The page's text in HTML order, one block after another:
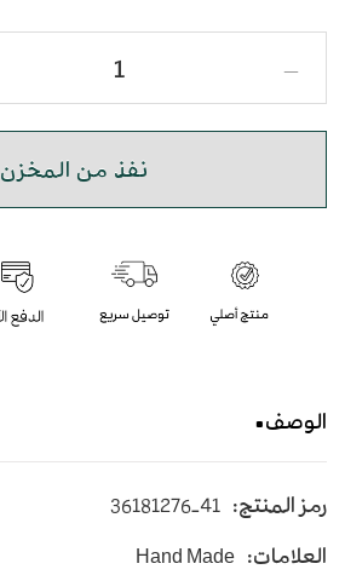
نفذ من المخزن
الوصف
بجودة عالية
باللون السماوي و البيج
رمز المنتج: 36181276-41
العلامات: Hand Made